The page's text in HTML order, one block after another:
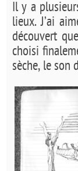
Il y a
lieux. J’ai
découvert
choisi
sèche, le son